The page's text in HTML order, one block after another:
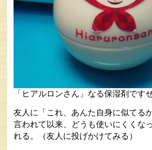
「ヒアルロンさん」なる保湿剤ですぜ
友人に「これ、あんた自身に似てる
言われて以来、どうも使いにくくな
れる。（友人に投げかけてみる）